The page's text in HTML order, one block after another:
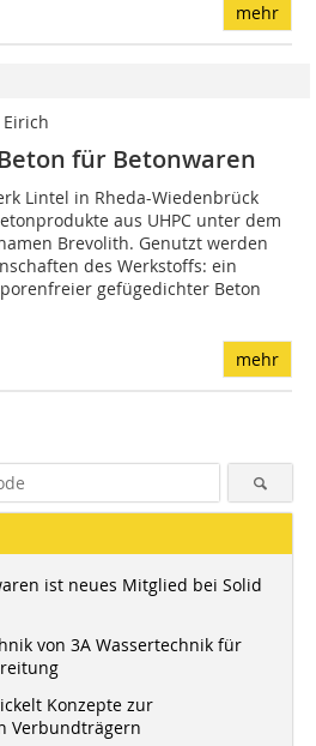
mehr
für Betonwaren
Lintel in Rheda-Wiedenbrück
aus UHPC unter dem
Brevolith. Genutzt werden
des Werkstoffs: ein
gefügedichter Beton
mehr
ist neues Mitglied bei Solid
von 3A Wassertechnik für
Konzepte zur
Verbundträgern